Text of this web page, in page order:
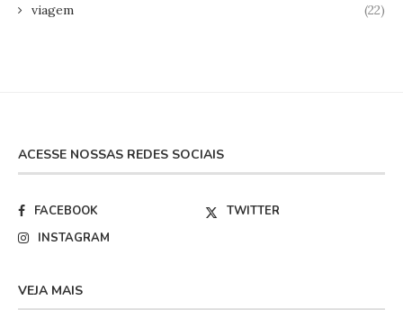
viagem (22)
ACESSE NOSSAS REDES SOCIAIS
FACEBOOK
TWITTER
INSTAGRAM
VEJA MAIS